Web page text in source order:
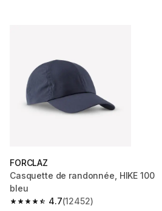
FORCLAZ
Casquette de randonnée, HIKE 100
bleu
4.7
4.7 out of 5 stars from 12452
(12452)